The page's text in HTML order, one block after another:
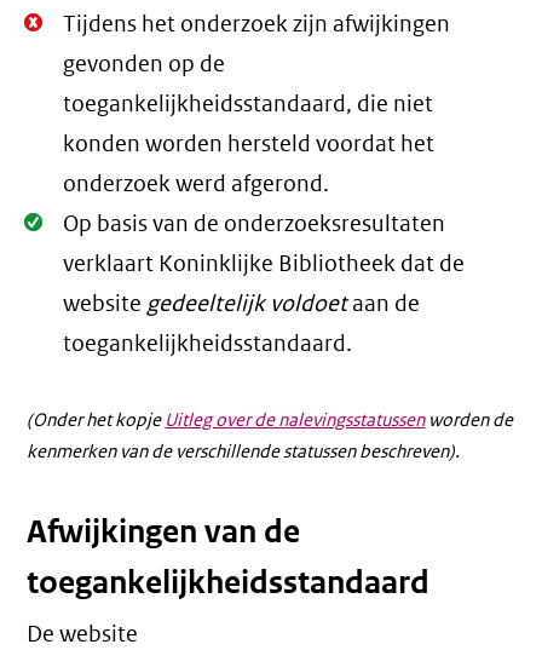
Niet
Oké.
Tijdens het onderzoek zijn afwijkingen
gevonden op de
toegankelijkheidsstandaard, die niet
konden worden hersteld voordat het
onderzoek werd afgerond.
Oké.
Op basis van de onderzoeksresultaten
verklaart Koninklijke Bibliotheek dat de
websitegedeeltelijk voldoetaan de
toegankelijkheidsstandaard.
(Onder het kopje Uitleg over de nalevingsstatussenworden de
kenmerken van de verschillende statussen beschreven).
Afwijkingen van de
toegankelijkheidsstandaard
De website